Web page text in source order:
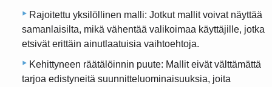
Rajoitettu yksilöllinen malli: Jotkut mallit voivat näyttää
samanlaisilta, mikä vähentää valikoimaa käyttäjille, jotka
etsivät erittäin ainutlaatuisia vaihtoehtoja.
Kehittyneen räätälöinnin puute: Mallit eivät välttämättä
tarjoa edistyneitä suunnitteluominaisuuksia, joita